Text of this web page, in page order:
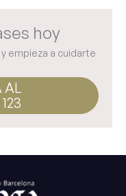
hoy
empieza a cuidarte
AL